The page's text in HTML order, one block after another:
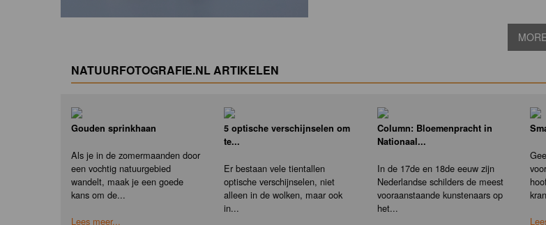
NATUURFOTOGRAFIE.NL ARTIKELEN
Gouden sprinkhaan
Als je in de zomermaanden door
een vochtig natuurgebied
wandelt, maak je een goede
kans om de...
Lees meer...
5 optische verschijnselen om
te...
Er bestaan vele tientallen
optische verschijnselen, niet
alleen in de wolken, maar ook
in...
Column: Bloemenpracht in
Nationaal...
In de 17de en 18de eeuw zijn
Nederlandse schilders de meest
vooraanstaande kunstenaars op
het...